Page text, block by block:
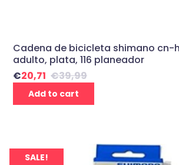
Cadena de bicicleta shimano cn-
adulto, plata, 116 planeador
€39,99
€20,71
Add to cart
SALE!